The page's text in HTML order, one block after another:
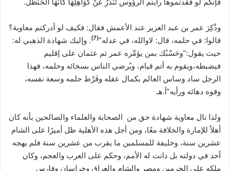
وذُكِرَ عمر بن عبد العزيز عند الأعمش فقال: فكيف لو أدركتم معاوية؟
قالوا: في حلمه، قال: لاوالله، في عدله”(
7
). وإليك شهادة الذهبي له:
حيث يقول:”وحَسْبُك بمن يؤمِّره عمر ثم عثمان على إقليم
فيضبطه،ويقوم به أتم قيام، ويُرضي الناس بسخائه وحلمه، فهذا
الرجل ساد وساس العالم بكمال عقله وفَرْط حلمه وسعة نفسه،
وقوه دهائه ورأيه”أ.هـ
ولذا نال معاوية شهادة حق من الصحابة والعلماء والصالحين بأنه كان
أهلاً للإمارة والخلافة معًا، ومن أجل هذه الأهلية ظل أميرًا على الشام
عشرين سنة، وخليفة للمسلمين ما يقرب من عشرين سنة فلم يهجه
أحد في دولته بل دانت له الأمم، وحكم على العرب والعجم، وكان
ملكه على الحرمين ومصر والشام والعراق وخراسان وفارس